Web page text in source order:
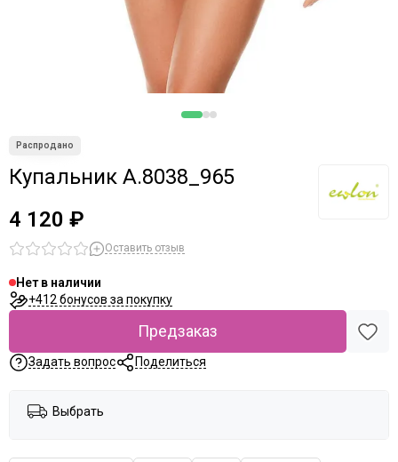
Купальник A.8038_965
4 120 ₽
Оставить отзыв
Нет в наличии
+412 бонусов за покупку
Предзаказ
Задать вопрос Поделиться
Выбрать